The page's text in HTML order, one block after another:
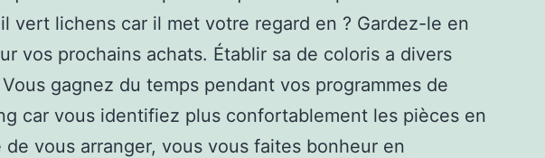
vert lichens car il met votre regard en ? Gardez-le en
vos prochains achats. Établir sa de coloris a divers
gagnez du temps pendant vos programmes de
car vous identifiez plus confortablement les pièces en
de vous arranger, vous vous faites bonheur en